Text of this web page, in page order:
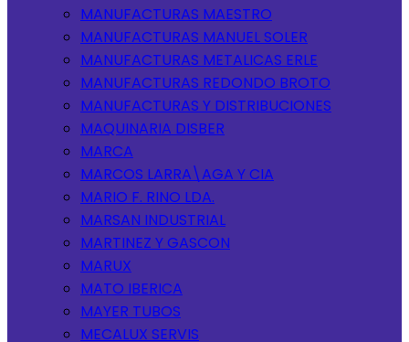
MANUFACTURAS MAESTRO
MANUFACTURAS MANUEL SOLER
MANUFACTURAS METALICAS ERLE
MANUFACTURAS REDONDO BROTO
MANUFACTURAS Y DISTRIBUCIONES
MAQUINARIA DISBER
MARCA
MARCOS LARRA\AGA Y CIA
MARIO F. RINO LDA.
MARSAN INDUSTRIAL
MARTINEZ Y GASCON
MARUX
MATO IBERICA
MAYER TUBOS
MECALUX SERVIS